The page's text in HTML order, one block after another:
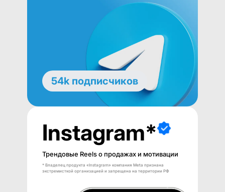
54k подписчиков
Instagram*
Трендовые Reels о продажах и мотивации
* Владелец продукта «Instagram» компания Meta признана
экстремисткой организацией и запрещена на территории РФ